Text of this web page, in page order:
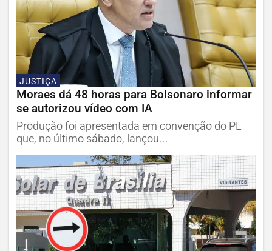
JUSTIÇA
Moraes dá 48 horas para Bolsonaro informar
se autorizou vídeo com IA
Produção foi apresentada em convenção do PL
que, no último sábado, lançou...